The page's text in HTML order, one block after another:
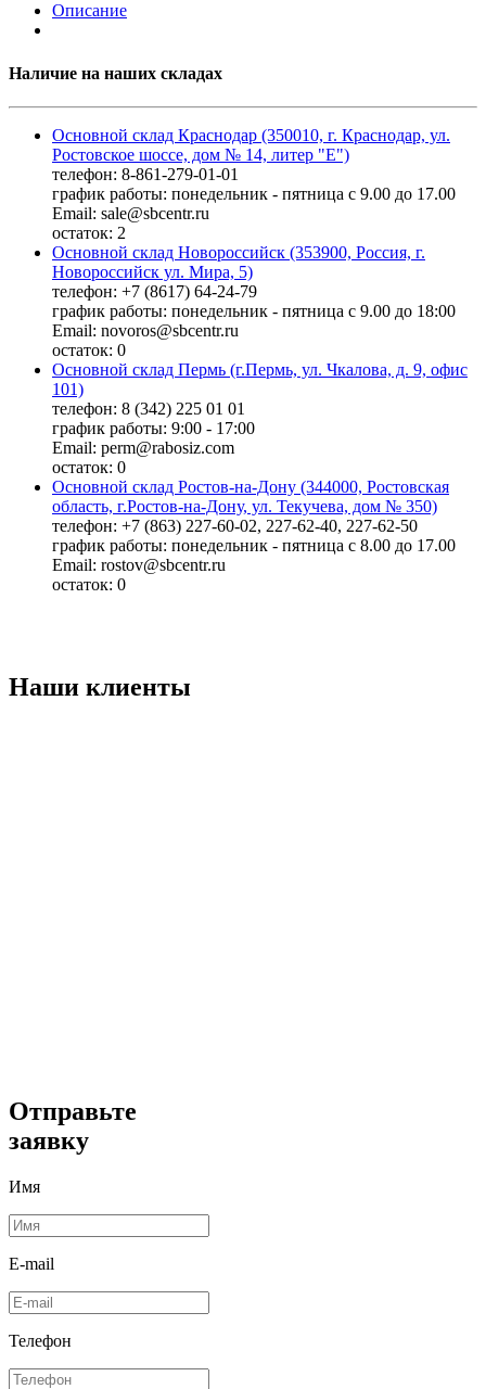
Описание
Наличие на наших складах
Основной склад Краснодар (350010, г. Краснодар, ул.
Ростовское шоссе, дом № 14, литер "Е")
телефон: 8-861-279-01-01
график работы: понедельник - пятница с 9.00 до 17.00
Email: sale@sbcentr.ru
остаток: 2
Основной склад Новороссийск (353900, Россия, г.
Новороссийск ул. Мира, 5)
телефон: +7 (8617) 64-24-79
график работы: понедельник - пятница с 9.00 до 18:00
Email: novoros@sbcentr.ru
остаток: 0
Основной склад Пермь (г.Пермь, ул. Чкалова, д. 9, офис
101)
телефон: 8 (342) 225 01 01
график работы: 9:00 - 17:00
Email: perm@rabosiz.com
остаток: 0
Основной склад Ростов-на-Дону (344000, Ростовская
область, г.Ростов-на-Дону, ул. Текучева, дом № 350)
телефон: +7 (863) 227-60-02, 227-62-40, 227-62-50
график работы: понедельник - пятница с 8.00 до 17.00
Email: rostov@sbcentr.ru
остаток: 0
Наши клиенты
Отправьте
заявку
Имя
E-mail
Телефон